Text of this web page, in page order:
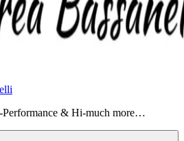
& Hi-much more…